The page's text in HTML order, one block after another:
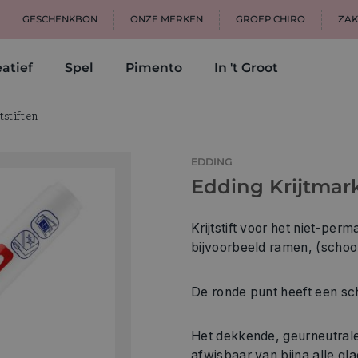
GESCHENKBON ONZE MERKEN GROEP CHIRO
Spel Pimento In 't Groot
EDDING
Edding
Krijtstift voor het niet-permanent
De ronde punt heeft een
Het dekkende,